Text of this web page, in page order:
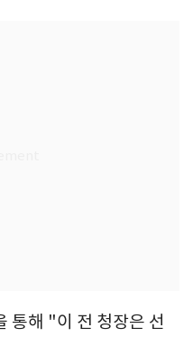
통해 "이 전 청장은 선